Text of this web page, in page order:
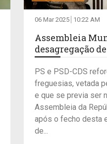
06 Mar 2025 10:22 AM
Assembleia
desagregação
PS e PSD-CDS
freguesias, vetada
e que se previa ser
Assembleia da
após o fecho desta
de...